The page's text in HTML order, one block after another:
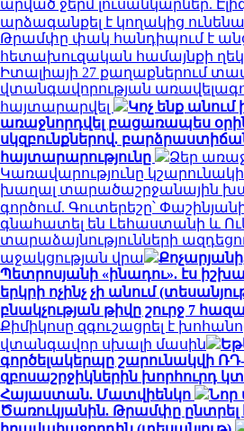
արված ջերմ լուսանկարներ.
արձագանքել է կողակից
Թրամփը փակ հանդիպում է
հետախուզական համայնքի
Իտալիայի 27 քաղաքներում
վտանգավորության
հայտարարվել
Կոչ ենք անում
առաջնորդվել բացառապես
սկզբունքներով.
հայտարարությունը
Ձեր
Կառավարությունը
խաղալ տարածաշրջանային
գործում. Գուտերեշը՝
գնահատել են Լեհաստանի և
տարաձայնությունների
աջակցության վրա
Պետրոսյանի «ինադու». էս
երկրի ոչինչ չի անում
բնակչության թիվը շուրջ 7
Քիմիկոսը զգուշացրել է
վտանգավոր սխալի մասին
գործելակերպը շարունակվի
զբոսաշրջիկներին խորհուրդ
Հայաստան. Մատվիենկո
Նոր
Ծառուկյանին. Թրամփը ընտրել